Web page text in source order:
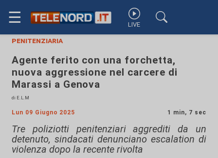
☰ LIVE
penitenziaria
Agente ferito con una forchetta,
nuova aggressione nel carcere di
Marassi a Genova
di E.L.M
Lun 09 Giugno 2025 1 min, 7 sec
Tre poliziotti penitenziari aggrediti da un
detenuto, sindacati denunciano escalation di
violenza dopo la recente rivolta